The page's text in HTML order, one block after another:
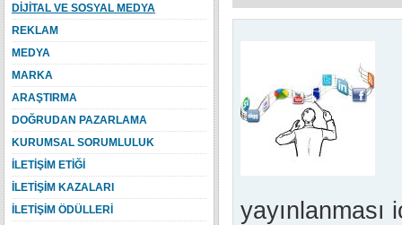
DİJİTAL VE SOSYAL MEDYA
REKLAM
MEDYA
MARKA
ARAŞTIRMA
DOĞRUDAN PAZARLAMA
KURUMSAL SORUMLULUK
İLETİŞİM ETİĞİ
İLETİŞİM KAZALARI
İLETİŞİM ÖDÜLLERİ